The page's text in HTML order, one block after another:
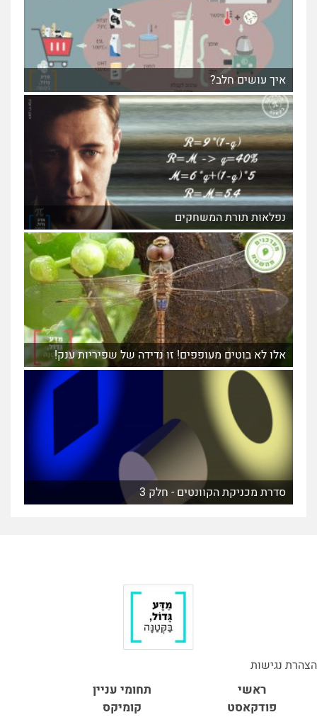
איך עושים חלב?
נפלאות תורת המשחקים
אלו לא בוטים מעופפים! זו נדידה של שפיריות ענק!
סדרת מכניקת הקוונטים - חלק 3
הצהרת נגישות
ראשי
תחומי עניין
פודקאסט
קומיקס